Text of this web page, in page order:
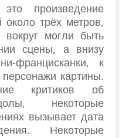
произведение
трёх метров,
вокруг могли быть
сцены, а внизу
францисканки, к
картины.
критиков об
некоторые
вызывает дата
Некоторые